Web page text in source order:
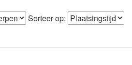
Sorteer op: